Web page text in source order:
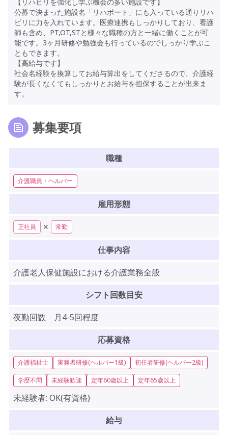
【リハビリを強化し学ぶ機会の多い施設です】
公募で決まった施設名「リハポート」にも入っている通りリハ
ビリに力を入れています。医療連携もしっかりしており、看護
師も含め、PT,OT,STと様々な職種の方と一緒に働くことが可
能です。3ヶ月研修や勉強会も行っているのでしっかり学ぶこ
ともできます。
【高給与です】
社会名経験を換算してお給与算出をしてくださるので、介護経
験が長くなくてもしっかりとお給与を担保することが出来ま
す。
募集要項
職種
介護職員・ヘルパー
雇用形態
正社員 ✕ 常勤
仕事内容
介護老人保健施設における介護業務全般
シフト回数目安
夜勤回数 月4-5回程度
応募資格
介護福祉士 実務者研修(ヘルパー1級) 初任者研修(ヘルパー2級)
学歴不問 未経験歓迎 定年60歳以上 定年65歳以上
未経験者: OK(有資格)
給与